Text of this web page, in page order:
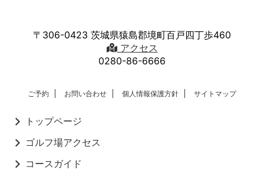
〒306-0423 茨城県猿島郡境町百戸四丁歩460
アクセス
0280-86-6666
ご予約 お問い合わせ 個人情報保護方針 サイトマップ
トップページ
ゴルフ場アクセス
コースガイド